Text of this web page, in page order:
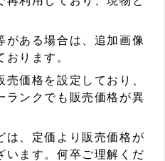
がある場合は、追加画像
ります。
売価格を設定しており、
ランクでも販売価格が異
は、定価より販売価格が
います。何卒ご理解くだ